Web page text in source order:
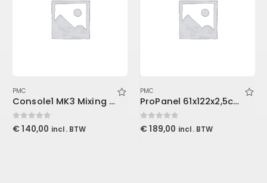
PMC
Console1 MK3 Mixing System Stand
0out of 5
€ 140,00 incl. BTW
PMC
ProPanel 61x122x2,5cm, Beveled Edge, Slate
0out of 5
€ 189,00 incl. BTW